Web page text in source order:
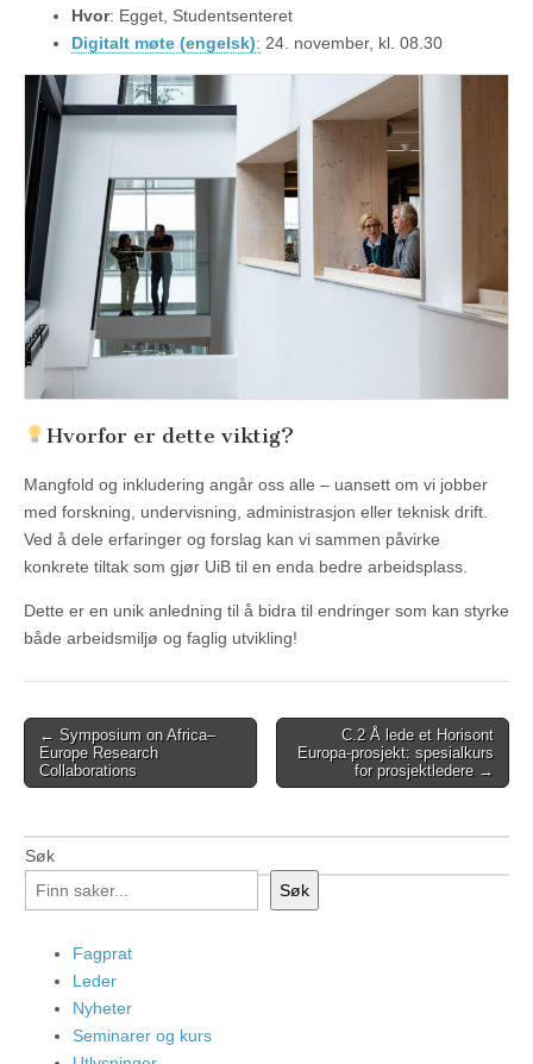
Hvor: Egget, Studentsenteret
Digitalt møte (engelsk): 24. november, kl. 08.30
Hvorfor er dette viktig?
Mangfold og inkludering angår oss alle – uansett om vi jobber
med forskning, undervisning, administrasjon eller teknisk drift.
Ved å dele erfaringer og forslag kan vi sammen påvirke
konkrete tiltak som gjør UiB til en enda bedre arbeidsplass.
Dette er en unik anledning til å bidra til endringer som kan styrke
både arbeidsmiljø og faglig utvikling!
Post
navigation
← Symposium on Africa–
Europe Research
Collaborations
C.2 Å lede et Horisont
Europa-prosjekt: spesialkurs
for prosjektledere →
Søk
Søk
Fagprat
Leder
Nyheter
Seminarer og kurs